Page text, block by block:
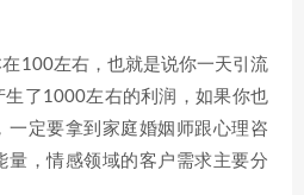
100左右，也就是说你一天引流
了1000左右的利润，如果你也
一定要拿到家庭婚姻师跟心理咨
量，情感领域的客户需求主要分